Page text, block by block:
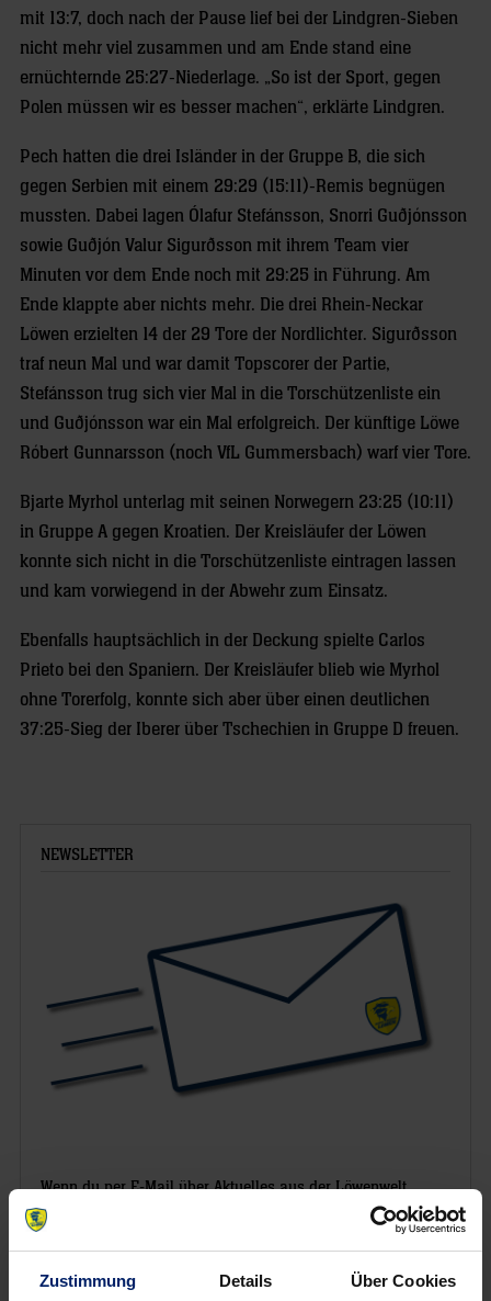
Zustimmung Details Über Cookies
mit 13:7, doch nach der Pause lief bei der Lindgren-Sieben
nicht mehr viel zusammen und am Ende stand eine
ernüchternde 25:27-Niederlage. „So ist der Sport, gegen
Polen müssen wir es besser machen“, erklärte Lindgren.
Pech hatten die drei Isländer in der Gruppe B, die sich
gegen Serbien mit einem 29:29 (15:11)-Remis begnügen
mussten. Dabei lagen Ólafur Stefánsson, Snorri Guðjónsson
sowie Guðjón Valur Sigurðsson mit ihrem Team vier
Minuten vor dem Ende noch mit 29:25 in Führung. Am
Ende klappte aber nichts mehr. Die drei Rhein-Neckar
Löwen erzielten 14 der 29 Tore der Nordlichter. Sigurðsson
traf neun Mal und war damit Topscorer der Partie,
Stefánsson trug sich vier Mal in die Torschützenliste ein
und Guðjónsson war ein Mal erfolgreich. Der künftige Löwe
Róbert Gunnarsson (noch VfL Gummersbach) warf vier Tore.
Bjarte Myrhol unterlag mit seinen Norwegern 23:25 (10:11)
in Gruppe A gegen Kroatien. Der Kreisläufer der Löwen
konnte sich nicht in die Torschützenliste eintragen lassen
und kam vorwiegend in der Abwehr zum Einsatz.
Ebenfalls hauptsächlich in der Deckung spielte Carlos
Prieto bei den Spaniern. Der Kreisläufer blieb wie Myrhol
ohne Torerfolg, konnte sich aber über einen deutlichen
37:25-Sieg der Iberer über Tschechien in Gruppe D freuen.
NEWSLETTER
Wenn du per E-Mail über Aktuelles aus der Löwenwelt
informiert werden willst, kannst du den Rhein-Neckar Löwen